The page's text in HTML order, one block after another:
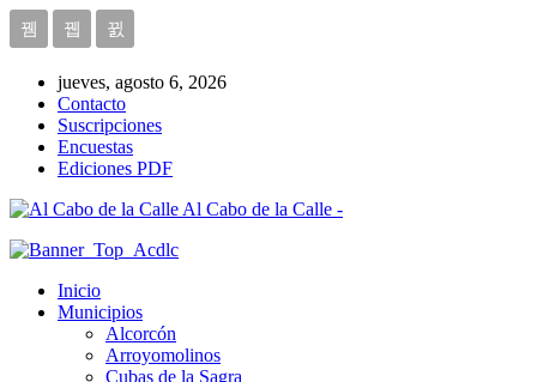
jueves, agosto 6, 2026
Contacto
Suscripciones
Encuestas
Ediciones PDF
Al Cabo de la Calle -
Inicio
Municipios
Alcorcón
Arroyomolinos
Cubas de la Sagra